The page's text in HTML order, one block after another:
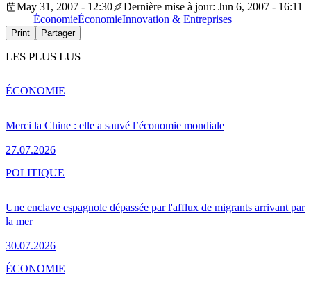
May 31, 2007 - 12:30
Dernière mise à jour: Jun 6, 2007 - 16:11
ÉconomieÉconomieInnovation & Entreprises
Print Partager
LES PLUS LUS
Merci la Chine : elle a sauvé l’économie mondiale
27.07.2026
ÉCONOMIE
Une enclave espagnole dépassée par l'afflux de migrants arrivant par
la mer
30.07.2026
POLITIQUE
ÉCONOMIE